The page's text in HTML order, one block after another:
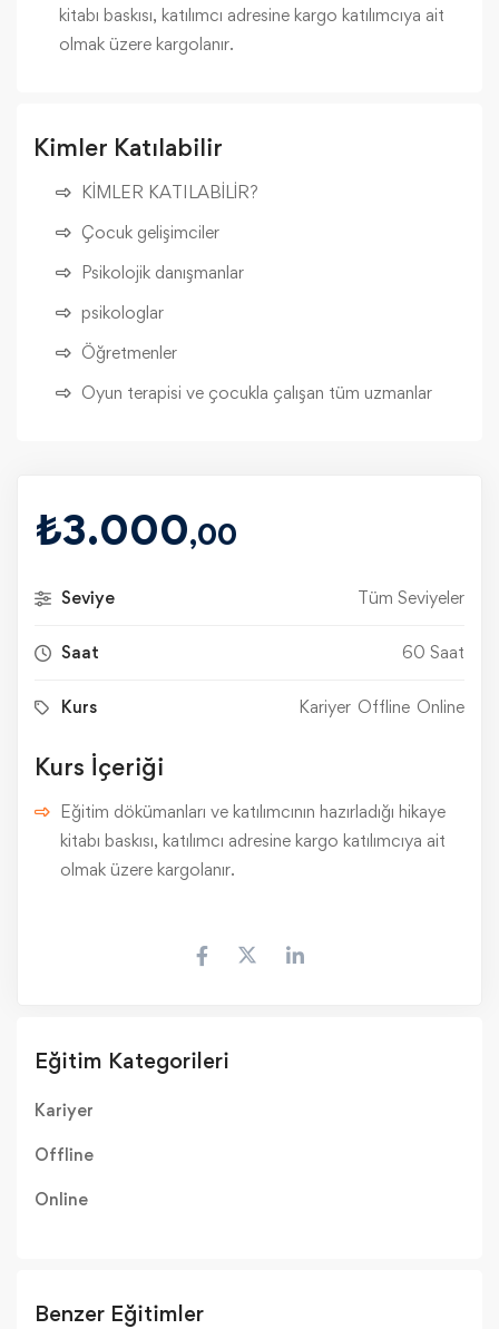
kitabı baskısı, katılımcı adresine kargo katılımcıya ait
olmak üzere kargolanır.
Kimler Katılabilir
KİMLER KATILABİLİR?
Çocuk gelişimciler
Psikolojik danışmanlar
psikologlar
Öğretmenler
Oyun terapisi ve çocukla çalışan tüm uzmanlar
₺3.000,00
Seviye Tüm Seviyeler
Saat 60 Saat
Kurs Kariyer Offline Online
Kurs İçeriği
Eğitim dökümanları ve katılımcının hazırladığı hikaye
kitabı baskısı, katılımcı adresine kargo katılımcıya ait
olmak üzere kargolanır.
Eğitim Kategorileri
Kariyer
Offline
Online
Benzer Eğitimler